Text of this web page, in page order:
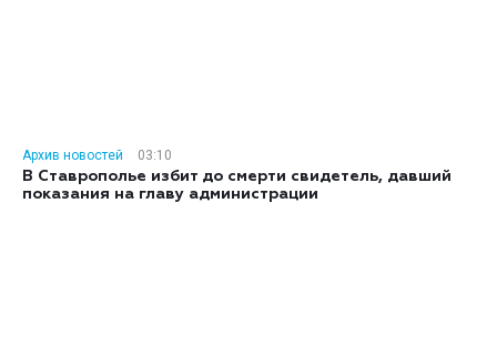
Архив новостей
03:10
В Ставрополье избит до смерти свидетель, давший
показания на главу администрации